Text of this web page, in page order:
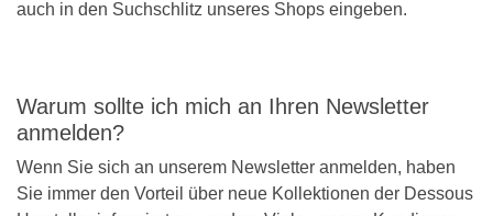
auch in den Suchschlitz unseres Shops eingeben.
Warum sollte ich mich an Ihren Newsletter
anmelden?
Wenn Sie sich an unserem Newsletter anmelden, haben
Sie immer den Vorteil über neue Kollektionen der Dessous